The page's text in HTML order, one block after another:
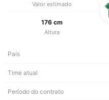
Valor estimado
176 cm
Altura
País
Time atual
Período do contrato